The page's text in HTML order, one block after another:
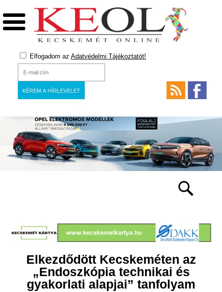
Elfogadom az Adatvédelmi Tájékoztatót!
Elkezdődött Kecskeméten az
„Endoszkópia technikai és
gyakorlati alapjai” tanfolyam